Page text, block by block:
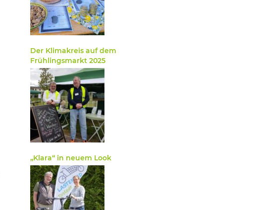
Der Klimakreis auf dem
Frühlingsmarkt 2025
„Klara“ in neuem Look